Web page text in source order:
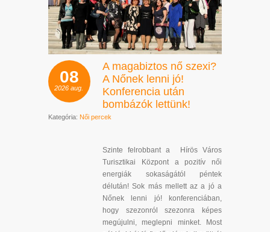
08
2026 aug.
A magabiztos nő szexi?
A Nőnek lenni jó!
Konferencia után
bombázók lettünk!
Kategória: Női percek
Szinte felrobbant a Hírös Város
Turisztikai Központ a pozitív női
energiák sokaságától péntek
délután! Sok más mellett az a jó a
Nőnek lenni jó! konferenciában,
hogy szezonról szezonra képes
megújulni, meglepni minket. Most